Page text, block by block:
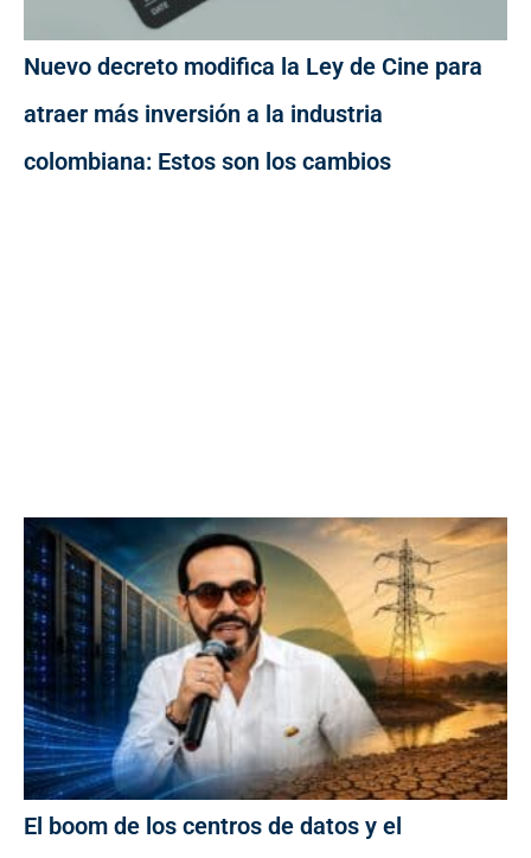
Nuevo decreto modifica la Ley de Cine para
atraer más inversión a la industria
colombiana: Estos son los cambios
El boom de los centros de datos y el